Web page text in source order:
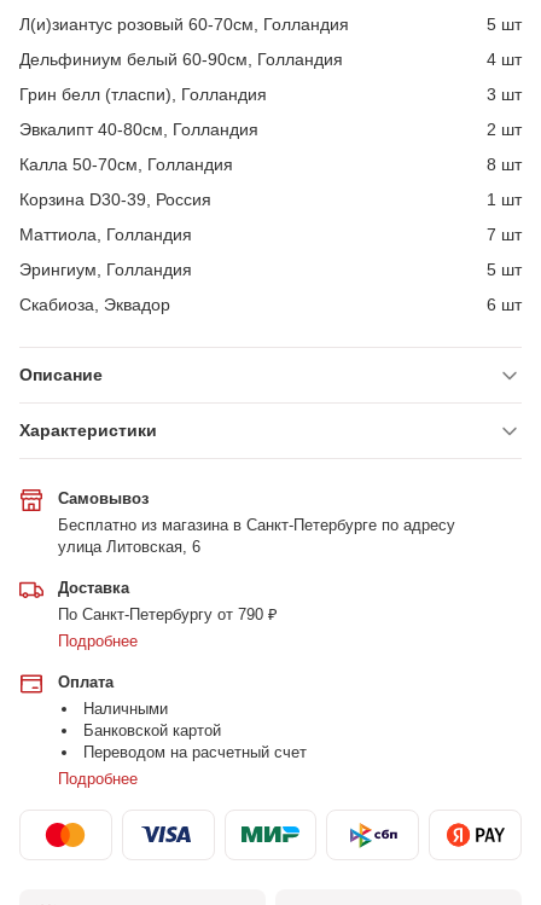
Л(и)зиантус розовый 60-70см, Голландия
5 шт
Дельфиниум белый 60-90см, Голландия
4 шт
Грин белл (тласпи), Голландия
3 шт
Эвкалипт 40-80см, Голландия
2 шт
Калла 50-70см, Голландия
8 шт
Корзина D30-39, Россия
1 шт
Маттиола, Голландия
7 шт
Эрингиум, Голландия
5 шт
Скабиоза, Эквадор
6 шт
Описание
Характеристики
Самовывоз
Бесплатно из магазина в Санкт-Петербурге по адресу
улица Литовская, 6
Доставка
По Санкт-Петербургу от 790 ₽
Подробнее
Оплата
Наличными
Банковской картой
Переводом на расчетный счет
Подробнее